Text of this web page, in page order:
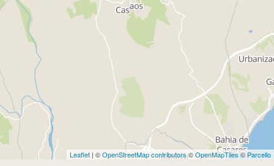
Leaflet | ©OpenStreetMap contributors©OpenMapTiles©Parcello